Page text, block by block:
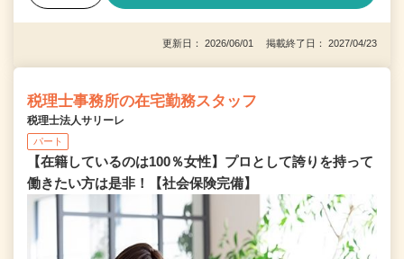
更新日： 2026/06/01 掲載終了日： 2027/04/23
税理士事務所の在宅勤務スタッフ
税理士法人サリーレ
パート
【在籍しているのは100％女性】プロとして誇りを持って
働きたい方は是非！【社会保険完備】